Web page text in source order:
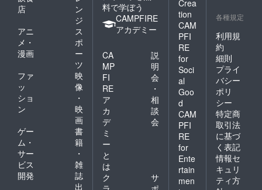
店
ン
ジ
アニ
メ・
漫画
ス
ポ
ー
ツ
ファ
ッ
ショ
ン
映
像
・
映
画
ゲー
ム・
サー
ビス
開発
書
籍
・
雑
誌
出
料で学ぼう
CAMPFIRE
アカデミー
CA
MP
FI
RE
ア
カ
デ
ミ
ー
と
は
説
明
会
・
相
談
会
ク
サ
Crea
tion
CAM
PFI
RE
for
Soci
al
Goo
d
CAM
PFI
RE
for
Ente
rtain
men
各種規定
利用規
約
細則
プライ
バシー
ポリ
シー
特定商
取引法
に基づ
く表記
情報セ
キュリ
ティ方